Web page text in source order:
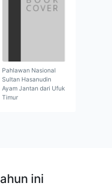
Pahlawan Nasional
Sultan Hasanudin
Ayam Jantan dari Ufuk
Timur
ini